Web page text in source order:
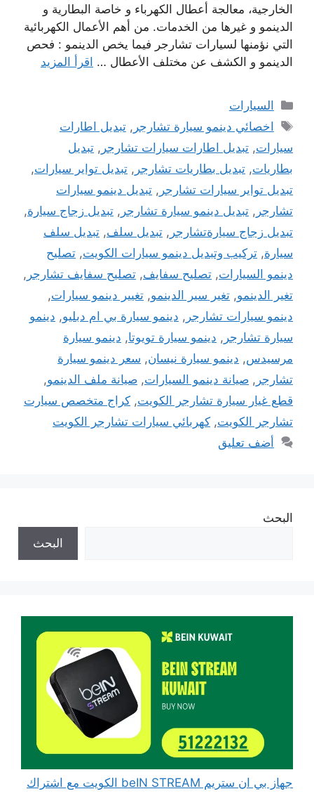
الخارجية، معالجة أعطال الكهرباء و خاصة البطارية و
الدينمو و غيرها من الخدمات. من أهم الأعمال الكهربائية
التي نؤمنها لسيارات تشارجر فيما يخص الدينمو : فحص
الدينمو و الكشف عن مختلف الأعطال … اقرأ المزيد
التصنيفات
السيارات
الوسوم
اخصائي دينمو سيارة تشارجر ,تبديل اطارات
سيارات, تبديل اطارات سيارات تشارجر , تبديل
بطاريات, تبديل بطاريات تشارجر , تبديل تواير سيارات,
تبديل تواير سيارات تشارجر , تبديل دينمو سيارات
تشارجر , تبديل دينمو سيارة تشارجر , تبديل زجاج سيارة,
تبديل زجاج سيارةتشارجر , تبديل سلف, تبديل سلف
سيارة, تركيب وتبديل دينمو سيارات الكويت, تصليح
دينمو السيارات, تصليح سفايف, تصليح سفايف تشارجر ,
تغير الدينمو, تغير سير الدينمو, تغيير دينمو سيارات,
دينمو سيارات تشارجر , دينمو سيارة بي ام دبليو, دينمو
سيارة تشارجر , دينمو سيارة تويوتا, دينمو سيارة
مرسيدس, دينمو سيارة نيسان, سعر دينمو سيارة
تشارجر , صيانة دينمو السيارات, صيانة ملف الدينمو,
قطع غيار سيارة تشارجر الكويت, كراج متخصص سيارت
تشارجر الكويت, كهربائي سيارات تشارجر الكويت
أضف تعليق
البحث
البحث
جهاز بي ان ستريم beIN STREAM الكويت مع اشتراك